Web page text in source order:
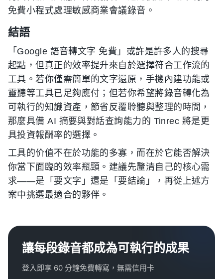
免費小程式處理敏感商業會議錄音。
結語
「Google 語音轉文字 免費」或許是許多人的搜尋
起點，但真正的效率提升來自於選擇符合工作流的
工具。若你僅需簡單的文字還原，手機內建功能或
靈聽等工具已足夠應付；但若你希望將錄音轉化為
可執行的知識資產，節省反覆聆聽與整理的時間，
那麼具備 AI 摘要與對話查詢能力的 Tinrec 將是更
具投資報酬率的選擇。
工具的价值不在於功能的多寡，而在於它能否解決
你當下面臨的效率瓶頸。建議先釐清自己的核心需
求——是「要文字」還是「要結論」，再從上述方
案中挑選最適合的夥伴。
讓每段錄音都成為可執行的成果
登入即享 60 分鐘免費轉寫，無需信用卡